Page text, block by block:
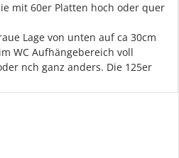
mit 60er Platten hoch oder quer
Lage von unten auf ca 30cm
WC Aufhängebereich voll
nch ganz anders. Die 125er